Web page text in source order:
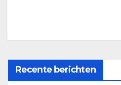
Recente berichten